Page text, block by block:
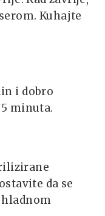
Kuhajte
i dobro
minuta.
da se